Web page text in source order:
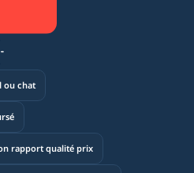
ou chat
rapport qualité prix